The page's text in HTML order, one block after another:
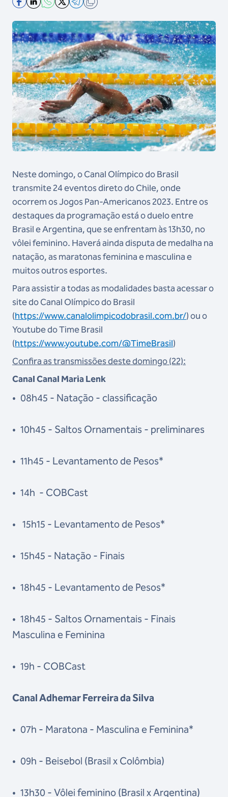
Neste domingo, o Canal Olímpico do Brasil
transmite 24 eventos direto do Chile, onde
ocorrem os Jogos Pan-Americanos 2023. Entre os
destaques da programação está o duelo entre
Brasil e Argentina, que se enfrentam às 13h30, no
vôlei feminino. Haverá ainda disputa de medalha na
natação, as maratonas feminina e masculina e
muitos outros esportes.
Para assistir a todas as modalidades basta acessar o
site do Canal Olímpico do Brasil
(https://www.canalolimpicodobrasil.com.br/) ou o
Youtube do Time Brasil
(https://www.youtube.com/@TimeBrasil)
Confira as transmissões deste domingo (22):
Canal Canal Maria Lenk
• 08h45 - Natação - classificação
• 10h45 - Saltos Ornamentais - preliminares
• 11h45 - Levantamento de Pesos*
• 14h - COBCast
• 15h15 - Levantamento de Pesos*
• 15h45 - Natação - Finais
• 18h45 - Levantamento de Pesos*
• 18h45 - Saltos Ornamentais - Finais
Masculina e Feminina
• 19h - COBCast
Canal Adhemar Ferreira da Silva
• 07h - Maratona - Masculina e Feminina*
• 09h - Beisebol (Brasil x Colômbia)
• 13h30 - Vôlei feminino (Brasil x Argentina)